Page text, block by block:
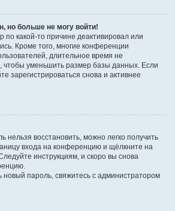
но больше не могу войти!
по какой-то причине деактивировал или
Кроме того, многие конференции
длительное время не
уменьшить размер базы данных. Если
зарегистрироваться снова и активнее
нельзя восстановить, можно легко получить
входа на конференцию и щёлкните на
инструкциям, и скоро вы снова
новый пароль, свяжитесь с администратором